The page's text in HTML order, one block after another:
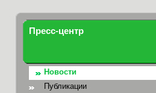
Пресс-центр
Новости
Публикации